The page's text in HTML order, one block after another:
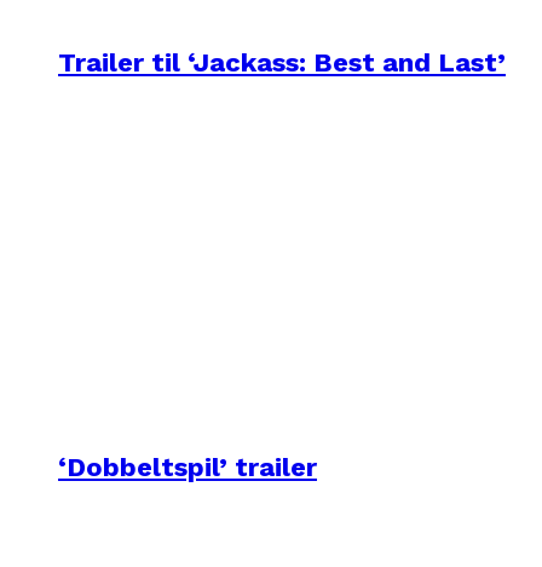
Trailer til ‘Jackass: Best and Last’
‘Dobbeltspil’ trailer